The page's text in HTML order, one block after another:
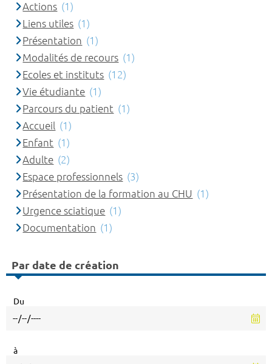
Actions (1)
Liens utiles (1)
Présentation (1)
Modalités de recours (1)
Ecoles et instituts (12)
Vie étudiante (1)
Parcours du patient (1)
Accueil (1)
Enfant (1)
Adulte (2)
Espace professionnels (3)
Présentation de la formation au CHU (1)
Urgence sciatique (1)
Documentation (1)
Par date de création
Du
à